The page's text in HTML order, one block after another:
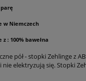
w Niemczech
: 100% bawełna
pół - stopki Zehlinge z
nie elektryzują się. Stopki